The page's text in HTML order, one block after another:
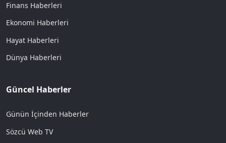
Finans Haberleri
Ekonomi Haberleri
Hayat Haberleri
Dünya Haberleri
Güncel Haberler
Günün İçinden Haberler
Sözcü Web TV